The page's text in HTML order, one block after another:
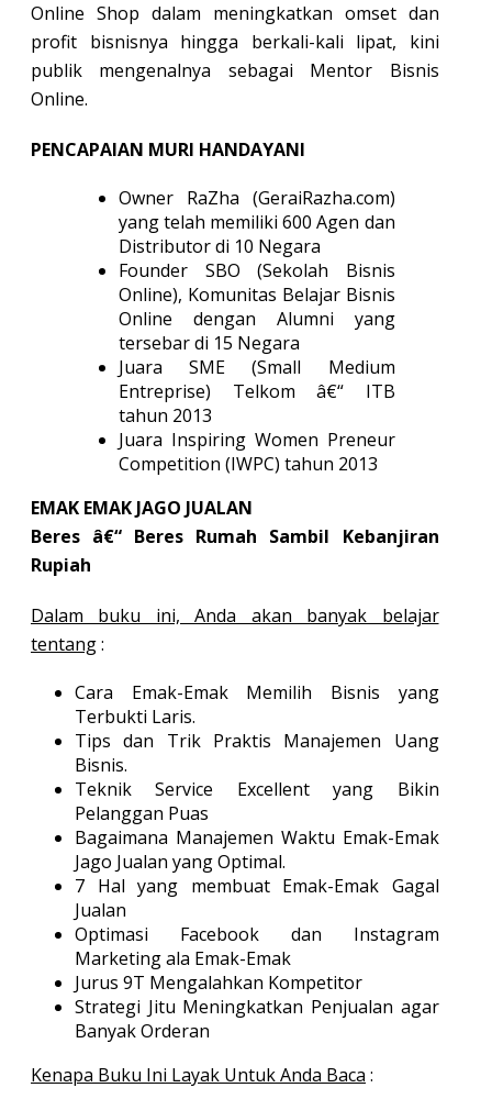
Online Shop dalam meningkatkan omset dan
profit bisnisnya hingga berkali-kali lipat, kini
publik mengenalnya sebagai Mentor Bisnis
Online.
PENCAPAIAN MURI HANDAYANI
Owner RaZha (GeraiRazha.com)
yang telah memiliki 600 Agen dan
Distributor di 10 Negara
Founder SBO (Sekolah Bisnis
Online), Komunitas Belajar Bisnis
Online dengan Alumni yang
tersebar di 15 Negara
Juara SME (Small Medium
Entreprise) Telkom â€“ ITB
tahun 2013
Juara Inspiring Women Preneur
Competition (IWPC) tahun 2013
EMAK EMAK JAGO JUALAN
Beres â€“ Beres Rumah Sambil Kebanjiran
Rupiah
Dalam buku ini, Anda akan banyak belajar
tentang:
Cara Emak-Emak Memilih Bisnis yang
Terbukti Laris.
Tips dan Trik Praktis Manajemen Uang
Bisnis.
Teknik Service Excellent yang Bikin
Pelanggan Puas
Bagaimana Manajemen Waktu Emak-Emak
Jago Jualan yang Optimal.
7 Hal yang membuat Emak-Emak Gagal
Jualan
Optimasi Facebook dan Instagram
Marketing ala Emak-Emak
Jurus 9T Mengalahkan Kompetitor
Strategi Jitu Meningkatkan Penjualan agar
Banyak Orderan
Kenapa Buku Ini Layak Untuk Anda Baca :